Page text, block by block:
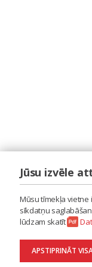
Jūsu izvēle
Mūsu tīmekļa vietne
sīkdatņu
lūdzam skatīt
APSTIPRINĀT